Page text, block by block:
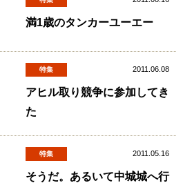
満1歳のタンカーユーエー
特集 2011.06.08
アヒル取り競争に参加してき
た
特集 2011.05.16
そうだ。あるいて中城城へ行